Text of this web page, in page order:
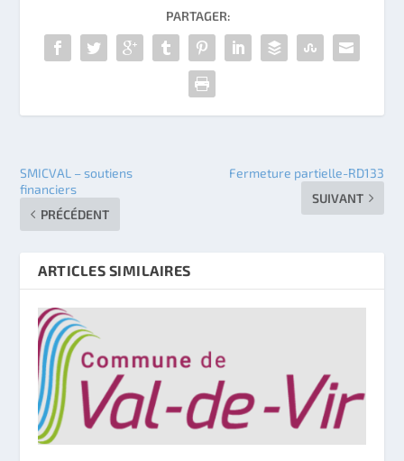
PARTAGER:
SMICVAL – soutiens
financiers
PRÉCÉDENT
Fermeture partielle-RD133
SUIVANT
ARTICLES SIMILAIRES